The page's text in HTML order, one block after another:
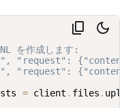
を作成します:
"request":
"request":
= client . files . upload